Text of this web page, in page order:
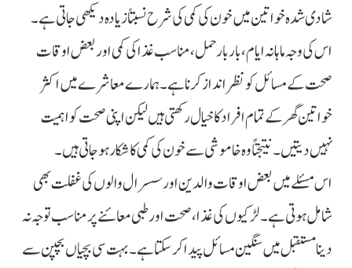
شادی شدہ خواتین میں خون کی کمی کی شرح نسبتاً زیادہ دیکھی جاتی ہے۔
اس کی وجہ ماہانہ ایام، بار بار حمل، مناسب غذا کی کمی اور بعض اوقات
صحت کے مسائل کو نظر انداز کرنا ہے۔ ہمارے معاشرے میں اکثر
خواتین گھر کے تمام افراد کا خیال رکھتی ہیں لیکن اپنی صحت کو اہمیت
نہیں دیتیں۔ نتیجتاً وہ خاموشی سے خون کی کمی کا شکار ہو جاتی ہیں۔
اس مسئلے میں بعض اوقات والدین اور سسرال والوں کی غفلت بھی
شامل ہوتی ہے۔ لڑکیوں کی غذا، صحت اور طبی معائنے پر مناسب توجہ نہ
دینا مستقبل میں سنگین مسائل پیدا کر سکتا ہے۔ بہت سی بچیاں بچپن سے